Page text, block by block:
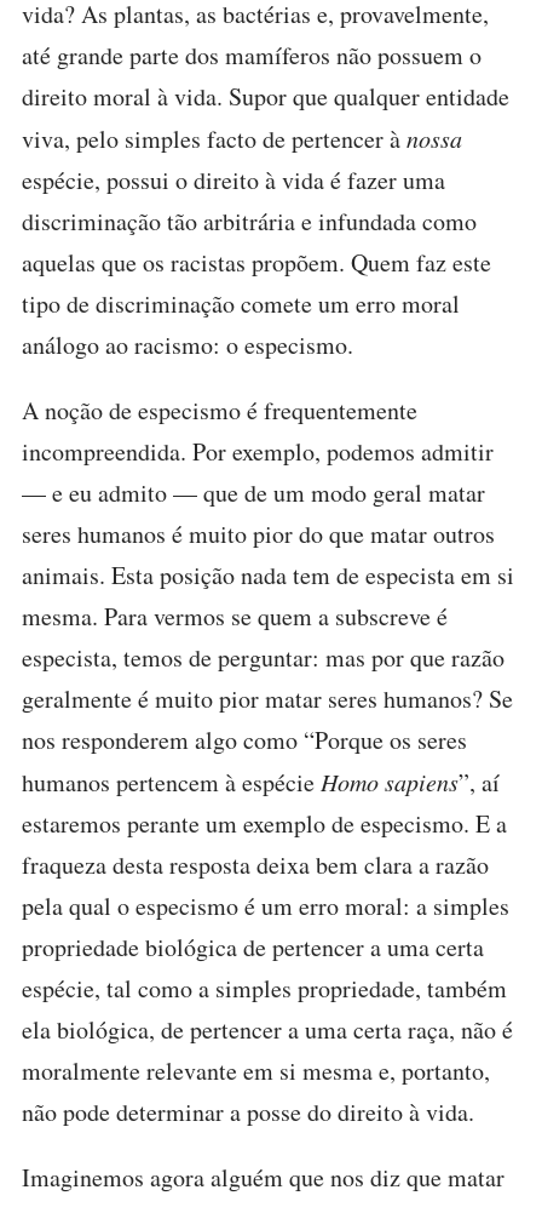
vida? As plantas, as bactérias e, provavelmente,
até grande parte dos mamíferos não possuem o
direito moral à vida. Supor que qualquer entidade
viva, pelo simples facto de pertencer ànossa
espécie, possui o direito à vida é fazer uma
discriminação tão arbitrária e infundada como
aquelas que os racistas propõem. Quem faz este
tipo de discriminação comete um erro moral
análogo ao racismo: o especismo.
A noção de especismo é frequentemente
incompreendida. Por exemplo, podemos admitir
— e eu admito — que de um modo geral matar
seres humanos é muito pior do que matar outros
animais. Esta posição nada tem de especista em si
mesma. Para vermos se quem a subscreve é
especista, temos de perguntar: mas por que razão
geralmente é muito pior matar seres humanos? Se
nos responderem algo como “Porque os seres
humanos pertencem à espécie Homo sapiens”, aí
estaremos perante um exemplo de especismo. E a
fraqueza desta resposta deixa bem clara a razão
pela qual o especismo é um erro moral: a simples
propriedade biológica de pertencer a uma certa
espécie, tal como a simples propriedade, também
ela biológica, de pertencer a uma certa raça, não é
moralmente relevante em si mesma e, portanto,
não pode determinar a posse do direito à vida.
Imaginemos agora alguém que nos diz que matar